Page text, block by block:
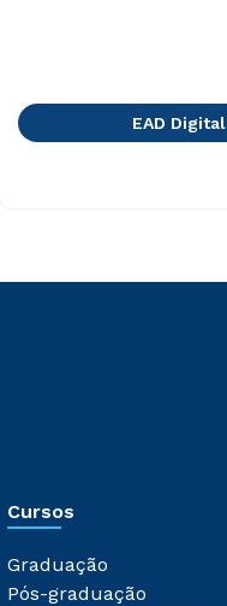
EAD Digital
Cursos
Graduação
Pós-graduação